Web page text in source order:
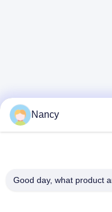
Nancy
Good day, what product